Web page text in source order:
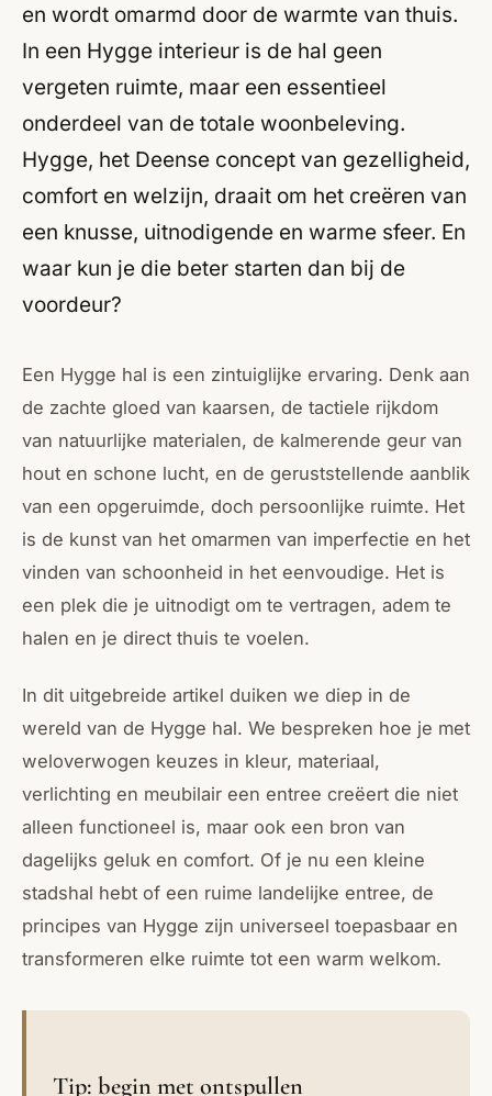
en wordt omarmd door de warmte van thuis.
In een Hygge interieur is de hal geen
vergeten ruimte, maar een essentieel
onderdeel van de totale woonbeleving.
Hygge, het Deense concept van gezelligheid,
comfort en welzijn, draait om het creëren van
een knusse, uitnodigende en warme sfeer. En
waar kun je die beter starten dan bij de
voordeur?
Een Hygge hal is een zintuiglijke ervaring. Denk aan
de zachte gloed van kaarsen, de tactiele rijkdom
van natuurlijke materialen, de kalmerende geur van
hout en schone lucht, en de geruststellende aanblik
van een opgeruimde, doch persoonlijke ruimte. Het
is de kunst van het omarmen van imperfectie en het
vinden van schoonheid in het eenvoudige. Het is
een plek die je uitnodigt om te vertragen, adem te
halen en je direct thuis te voelen.
In dit uitgebreide artikel duiken we diep in de
wereld van de Hygge hal. We bespreken hoe je met
weloverwogen keuzes in kleur, materiaal,
verlichting en meubilair een entree creëert die niet
alleen functioneel is, maar ook een bron van
dagelijks geluk en comfort. Of je nu een kleine
stadshal hebt of een ruime landelijke entree, de
principes van Hygge zijn universeel toepasbaar en
transformeren elke ruimte tot een warm welkom.
Tip: begin met ontspullen